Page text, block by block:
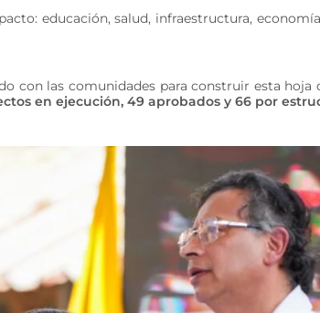
educación, salud, infraestructura,
con las comunidades para construir esta
en ejecución, 49 aprobados y 66 por